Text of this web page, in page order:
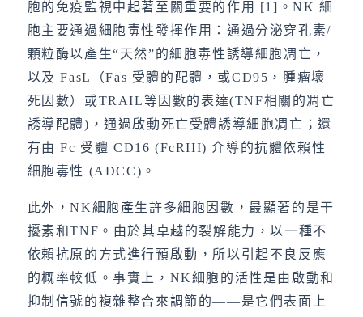
胞的免疫監視中起著至關重要的作用 [1]。NK 細
胞主要通過細胞毒性發揮作用：通過分泌穿孔素/
顆粒酶以產生“天然”的細胞毒性誘導細胞凋亡，
以及 FasL（Fas 受體的配體，或CD95，腫瘤壞
死因數）或TRAIL等因數的表達(TNF相關的凋亡
誘導配體)，通過啟動死亡受體誘導細胞凋亡；還
有由 Fc 受體 CD16 (FcRIII) 介導的抗體依賴性
細胞毒性 (ADCC)。
此外，NK細胞產生許多細胞因數，最顯著的是干
擾素和TNF。由於其卓越的裂解能力，以一種不
依賴抗原的方式進行預啟動，所以引起不良反應
的概率較低。事實上，NK細胞的活性是由啟動和
抑制信號的複雜整合來調節的——是它們表面上